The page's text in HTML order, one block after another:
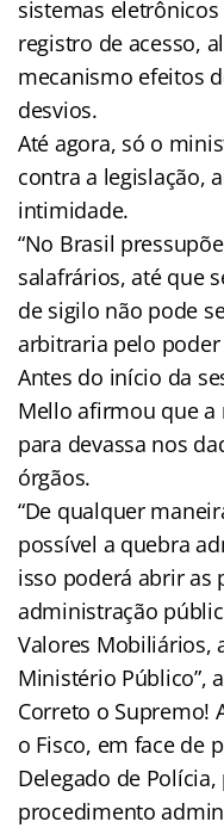
sistemas
registro de acesso,
mecanismo efeitos
desvios.
Até agora, só o
contra a legislação,
intimidade.
“No Brasil
salafrários, até que
de sigilo não pode
arbitraria pelo
Antes do início da
Mello afirmou que a
para devassa nos
órgãos.
“De qualquer
possível a quebra
isso poderá abrir as
administração
Valores Mobiliários,
Ministério Público”,
Correto o Supremo!
o Fisco, em face de
Delegado de
procedimento